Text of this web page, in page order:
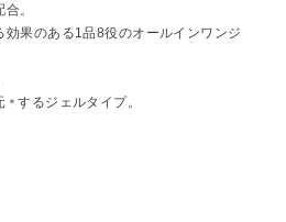
。
効果のある1品8役のオールインワンジ
＊するジェルタイプ。